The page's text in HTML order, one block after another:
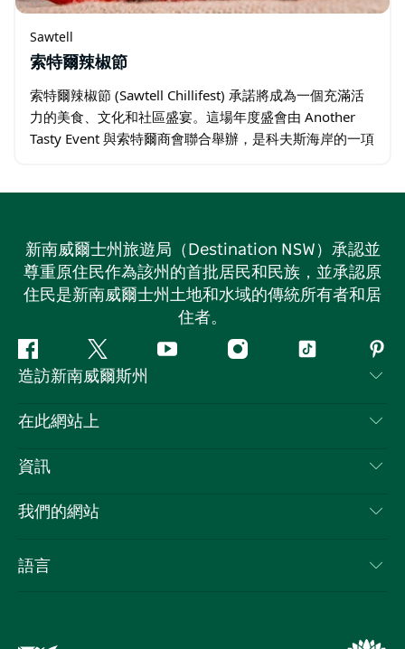
Sawtell
索特爾辣椒節
索特爾辣椒節 (Sawtell Chillifest) 承諾將成為一個充滿活
力的美食、文化和社區盛宴。這場年度盛會由 Another
Tasty Event 與索特爾商會聯合舉辦，是科夫斯海岸的一項
新南威爾士州旅遊局（Destination NSW）承認並
尊重原住民作為該州的首批居民和民族，並承認原
住民是新南威爾士州土地和水域的傳統所有者和居
住者。
Facebook嘰
嘰
喳
Youtube Instagram抖
造訪新南威爾斯州
聯絡我們
隱私
Cookie 通知
在此網站上
目的地
新南威爾斯州公路旅行
活動
資訊
旅行資訊
新南威爾斯的商業
我們的網站
語言